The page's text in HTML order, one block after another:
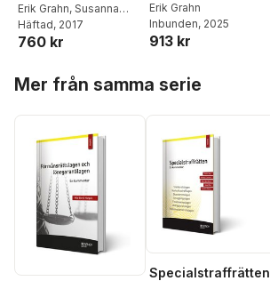
och
dataskyddsförordni
ngen
Erik Grahn, Susanna
Kjällström
Häftad, 2017
760 kr
anställningsavtalet
s marginaler
Erik Grahn
Inbunden, 2025
913 kr
Mer från samma serie
Specialstraffrätten